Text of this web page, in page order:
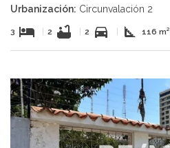
Urbanización: Circunvalación 2
3 hotel 2 bathtub 2 directions_car square_foot 116 m²